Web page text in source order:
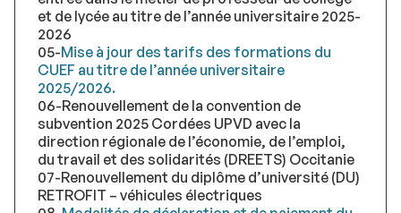
et de lycée au titre de l’année universitaire 2025-
2026
05-Mise à jour des tarifs des formations du
CUEF au titre de l’année universitaire
2025/2026.
06-Renouvellement de la convention de
subvention 2025 Cordées UPVD avec la
direction régionale de l’économie, de l’emploi,
du travail et des solidarités (DREETS) Occitanie
07-Renouvellement du diplôme d’université (DU)
RETROFIT – véhicules électriques